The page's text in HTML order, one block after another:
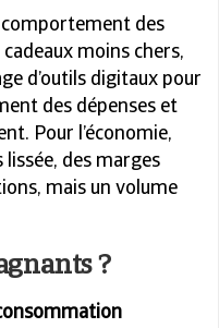
comportement des
moins chers,
d’outils digitaux pour
des dépenses et
Pour l’économie,
lissée, des marges
mais un volume
?